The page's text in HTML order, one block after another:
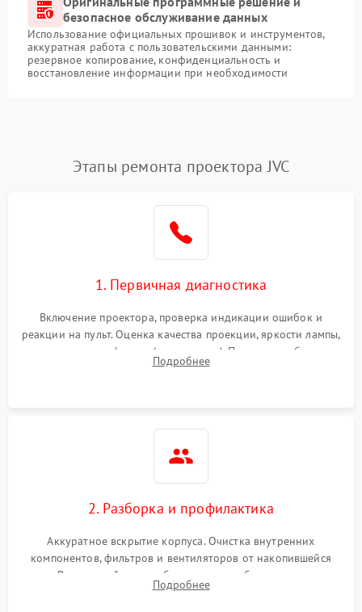
безопасное обслуживание данных
Использование официальных прошивок и инструментов,
аккуратная работа с пользовательскими данными:
резервное копирование, конфиденциальность и
восстановление информации при необходимости
Этапы ремонта проектора JVC
1. Первичная диагностика
Включение проектора, проверка индикации ошибок и
реакции на пульт. Оценка качества проекции, яркости лампы,
наличия артефактов (точки, пятна). Проверка работы
системы охлаждения по уровню шума вентиляторов.
Подробнее
2. Разборка и профилактика
Аккуратное вскрытие корпуса. Очистка внутренних
компонентов, фильтров и вентиляторов от накопившейся
пыли. Визуальный осмотр блока питания, балласта лампы и
материнской платы на наличие прогаров или вздутых
Подробнее